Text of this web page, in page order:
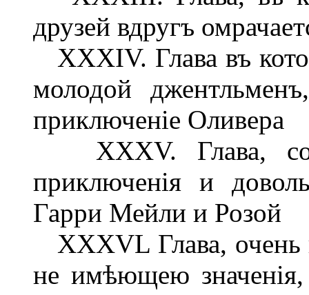
друзей вдругъ
XXXIV. Глава въ
молодой
приключеніе Оливера
XXXV. Глава,
приключенія и
Гарри Мейли и Розой
XXXVL Глава, очень
не имѣющею